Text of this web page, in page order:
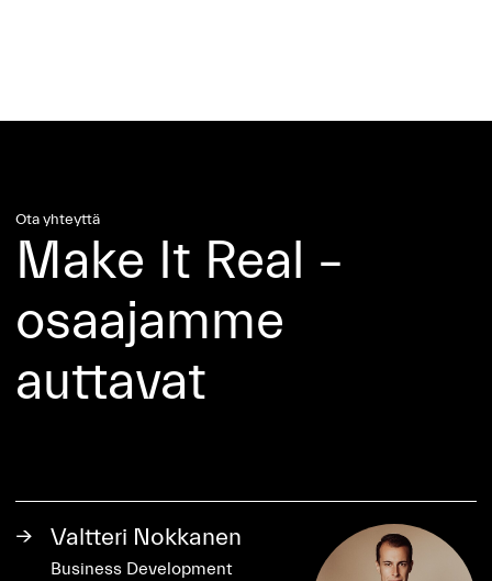
Ota yhteyttä
Make It Real –
osaajamme
auttavat
→ Valtteri Nokkanen
Business Development